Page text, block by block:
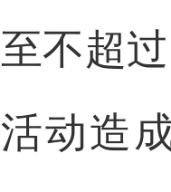
至不超
活动造